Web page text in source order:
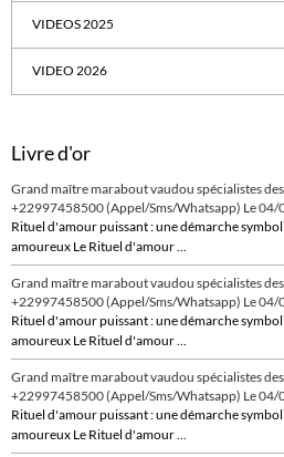
VIDEOS 2025
VIDEO 2026
Livre d'or
Grand maître marabout vaudou spécialistes
+22997458500 (Appel/Sms/Whatsapp) Le
Rituel d'amour puissant : une démarche
amoureux Le Rituel d'amour ...
Grand maître marabout vaudou spécialistes
+22997458500 (Appel/Sms/Whatsapp) Le
Rituel d'amour puissant : une démarche
amoureux Le Rituel d'amour ...
Grand maître marabout vaudou spécialistes
+22997458500 (Appel/Sms/Whatsapp) Le
Rituel d'amour puissant : une démarche
amoureux Le Rituel d'amour ...